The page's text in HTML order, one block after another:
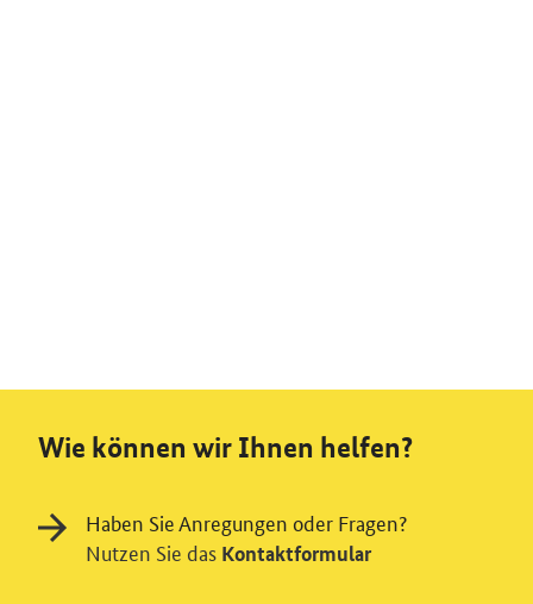
Wie können wir Ihnen helfen?
Haben Sie Anregungen oder Fragen?
Nutzen Sie das Kontaktformular